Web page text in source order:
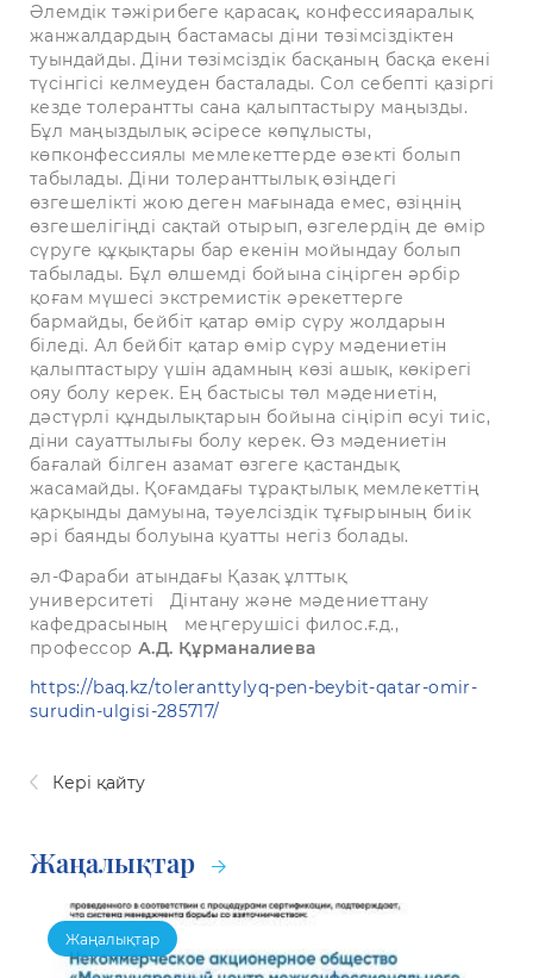
Әлемдік тәжірибеге қарасақ, конфессияаралық
жанжалдардың бастамасы діни төзімсіздіктен
туындайды. Діни төзімсіздік басқаның басқа екені
түсінгісі келмеуден басталады. Сол себепті қазіргі
кезде толерантты сана қалыптастыру маңызды.
Бұл маңыздылық әсіресе көпұлысты,
көпконфессиялы мемлекеттерде өзекті болып
табылады. Діни толеранттылық өзіңдегі
өзгешелікті жою деген мағынада емес, өзіңнің
өзгешелігіңді сақтай отырып, өзгелердің де өмір
сүруге құқықтары бар екенін мойындау болып
табылады. Бұл өлшемді бойына сіңірген әрбір
қоғам мүшесі экстремистік әрекеттерге
бармайды, бейбіт қатар өмір сүру жолдарын
біледі. Ал бейбіт қатар өмір сүру мәдениетін
қалыптастыру үшін адамның көзі ашық, көкірегі
ояу болу керек. Ең бастысы төл мәдениетін,
дәстүрлі құндылықтарын бойына сіңіріп өсуі тиіс,
діни сауаттылығы болу керек. Өз мәдениетін
бағалай білген азамат өзгеге қастандық
жасамайды. Қоғамдағы тұрақтылық мемлекеттің
қарқынды дамуына, тәуелсіздік тұғырының биік
әрі баянды болуына қуатты негіз болады.
әл-Фараби атындағы Қазақ ұлттық
университеті
Дінтану және мәдениеттану
кафедрасының
меңгерушісі филос.ғ.д.,
профессор А.Д. Құрманалиева
https://baq.kz/toleranttylyq-pen-beybit-qatar-omir-
surudin-ulgisi-285717/
Кері қайту
Жаңалықтар
Жаңалықтар